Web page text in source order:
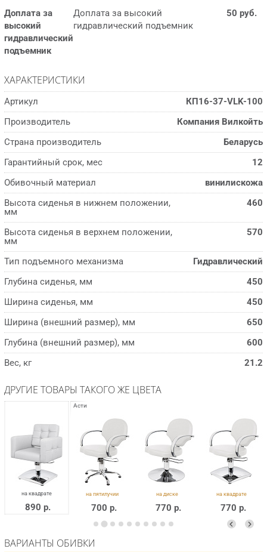
Доплата за
высокий
гидравлический
подъемник
Доплата за высокий
гидравлический подъемник
50 руб.
ХАРАКТЕРИСТИКИ
Артикул
КП16-37-VLK-100
Производитель
Компания Вилкойть
Страна производитель
Беларусь
Гарантийный срок, мес
12
Обивочный материал
винилискожа
Высота сиденья в нижнем положении,
мм
460
Высота сиденья в верхнем положении,
мм
570
Тип подъемного механизма
Гидравлический
Глубина сиденья, мм
450
Ширина сиденья, мм
450
Ширина (внешний размер), мм
650
Глубина (внешний размер), мм
600
Вес, кг
21.2
ДРУГИЕ ТОВАРЫ ТАКОГО ЖЕ ЦВЕТА
890 р. 700 р. 770 р. 770 р.
ВАРИАНТЫ ОБИВКИ